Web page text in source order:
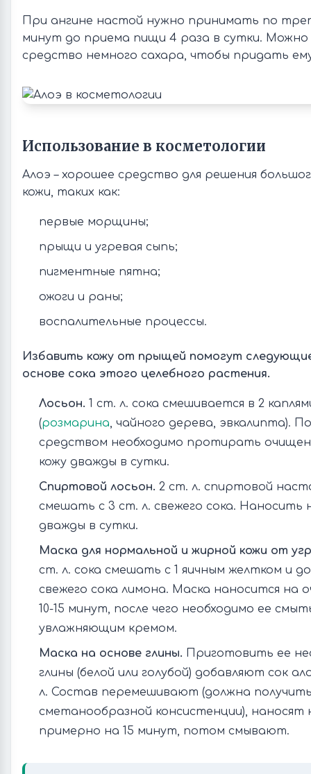
При ангине настой нужно принимать по
минут до приема пищи 4 раза в сутки.
средство немного сахара, чтобы придать
Использование в косметологии
Алоэ – хорошее средство для решения
кожи, таких как:
первые морщины;
прыщи и угревая сыпь;
пигментные пятна;
ожоги и раны;
воспалительные процессы.
Избавить кожу от прыщей помогут
основе сока этого целебного растения.
Лосьон. 1 ст. л. сока смешивается в 2
(розмарина, чайного дерева, эвкалипта).
средством необходимо протирать
кожу дважды в сутки.
Спиртовой лосьон. 2 ст. л. спиртовой
смешать с 3 ст. л. свежего сока. Наносить
дважды в сутки.
Маска для нормальной и жирной кожи от
ст. л. сока смешать с 1 яичным желтком и
свежего сока лимона. Маска наносится на
10-15 минут, после чего необходимо ее
увлажняющим кремом.
Маска на основе глины. Приготовить ее
глины (белой или голубой) добавляют сок
л. Состав перемешивают (должна
сметанообразной консистенции), наносят
примерно на 15 минут, потом смывают.